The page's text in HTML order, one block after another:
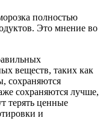
полностью
Это мнение во
веществ, таких как
сохраняются
сохраняются лучше,
терять ценные
и